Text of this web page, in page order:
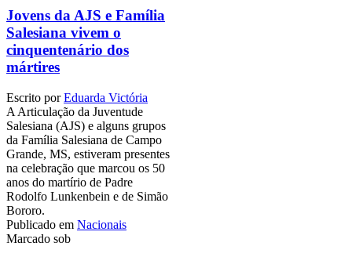
Jovens da AJS e Família
Salesiana vivem o
cinquentenário dos
mártires
Escrito porEduarda Victória
A Articulação da Juventude
Salesiana (AJS) e alguns grupos
da Família Salesiana de Campo
Grande, MS, estiveram presentes
na celebração que marcou os 50
anos do martírio de Padre
Rodolfo Lunkenbein e de Simão
Bororo.
Publicado em Nacionais
Marcado sob